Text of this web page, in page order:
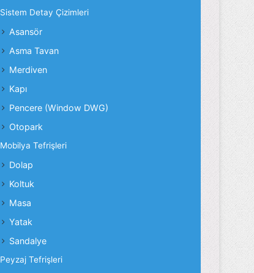
Sistem Detay Çizimleri
Asansör
Asma Tavan
Merdiven
Kapı
Pencere (Window DWG)
Otopark
Mobilya Tefrişleri
Dolap
Koltuk
Masa
Yatak
Sandalye
Peyzaj Tefrişleri